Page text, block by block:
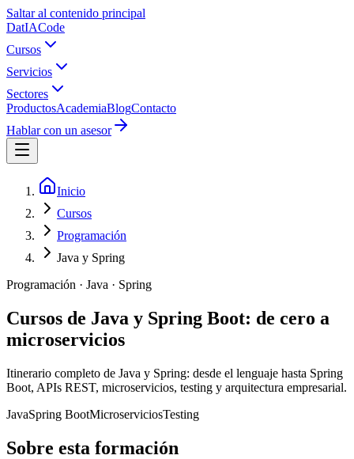
Saltar al contenido principal
DatIACode
Cursos
Servicios
Sectores
ProductosAcademiaBlogContacto
Hablar con un asesor
Inicio
Cursos
Programación
Java y Spring
Programación · Java · Spring
Cursos de Java y Spring Boot: de cero a
microservicios
Itinerario completo de Java y Spring: desde el lenguaje hasta Spring
Boot, APIs REST, microservicios, testing y arquitectura empresarial.
JavaSpring BootMicroserviciosTesting
Sobre esta formación